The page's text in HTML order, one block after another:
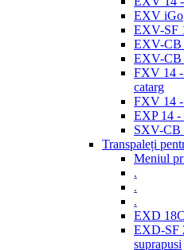
EXV iGo
EXV-SF
EXV-CB
EXV-CB
FXV 14 -
catarg
FXV 14 -
EXP 14 -
SXV-CB
Transpaleți
Meniul
.
.
.
EXD
EXD-SF
suprapusi